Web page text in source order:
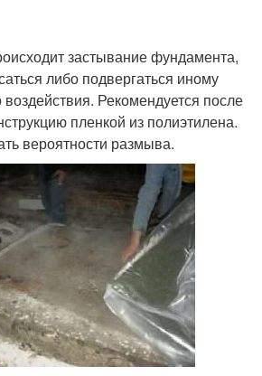
застывание фундамента,
либо подвергаться иному
Рекомендуется после
пленкой из полиэтилена.
вероятности размыва.